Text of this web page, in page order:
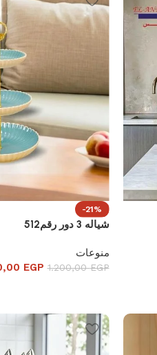
-21%
شياله 3 دور رقم512
منوعات
1.200,00EGP
EGP